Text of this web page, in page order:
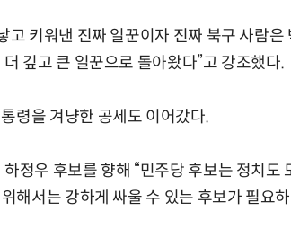
고 키워낸 진짜 일꾼이자 진짜 북구 사람
깊고 큰 일꾼으로 돌아왔다”고 강조했다.
령을 겨냥한 공세도 이어갔다.
정우 후보를 향해 “민주당 후보는 정치도
해서는 강하게 싸울 수 있는 후보가 필요